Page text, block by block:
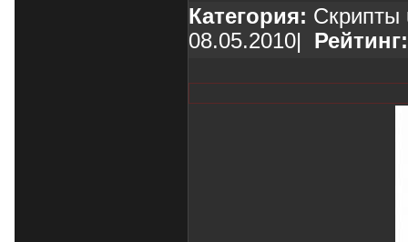
Категория: Скрипты
08.05.2010
Рейтинг: